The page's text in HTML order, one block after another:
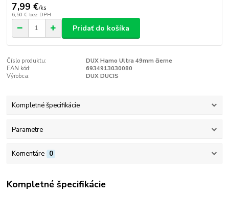
7,99 €/ks
6,50 € bez DPH
Pridať do košíka
Číslo produktu:
DUX Hamo Ultra 49mm čierne
EAN kód:
6934913030080
Výrobca:
DUX DUCIS
Kompletné špecifikácie
Parametre
Komentáre 0
Kompletné špecifikácie